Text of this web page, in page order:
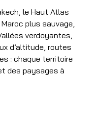
le Haut Atlas
plus sauvage,
verdoyantes,
d’altitude, routes
: chaque territoire
des paysages à